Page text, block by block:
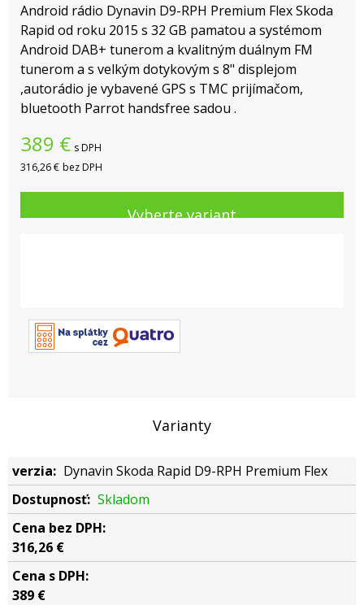
Android rádio Dynavin D9-RPH Premium Flex Skoda
Rapid od roku 2015 s 32 GB pamatou a systémom
Android DAB+ tunerom a kvalitným duálnym FM
tunerom a s velkým dotykovým s 8" displejom
,autorádio je vybavené GPS s TMC prijímačom,
bluetooth Parrot handsfree sadou .
389 € s DPH
316,26 € bez DPH
Vyberte variant
Varianty
Dynavin Skoda Rapid D9-RPH Premium Flex
Skladom
316,26 €
389 €